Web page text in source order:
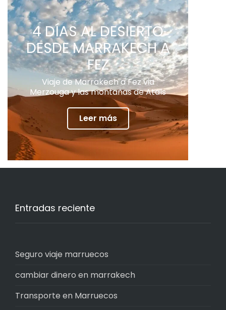
4 DÍAS AL DESIERTO
DESDE MARRAKECH A
FEZ
Viaje de Marrakech a Fez via
Merzouga y las montañas de Atals
Leer más
Entradas reciente
Seguro viaje marruecos
cambiar dinero en marrakech
Transporte en Marruecos